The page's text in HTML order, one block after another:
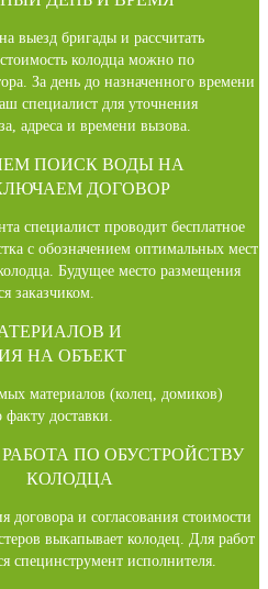
выезд бригады и рассчитать
колодца можно по
За день до назначенного времени
специалист для уточнения
адреса и времени вызова.
ПОИСК ВОДЫ НА
ДОГОВОР
специалист проводит бесплатное
с обозначением оптимальных мест
Будущее место размещения
заказчиком.
И
НА ОБЪЕКТ
материалов (колец, домиков)
факту доставки.
ПО ОБУСТРОЙСТВУ
КОЛОДЦА
договора и согласования стоимости
выкапывает колодец. Для работ
специнструмент исполнителя.